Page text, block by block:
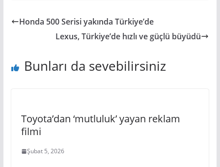
Honda 500 Serisi yakında Türkiye’de
Lexus, Türkiye’de hızlı ve güçlü büyüdü
Bunları da sevebilirsiniz
Toyota’dan ‘mutluluk’ yayan reklam
filmi
Şubat 5, 2026